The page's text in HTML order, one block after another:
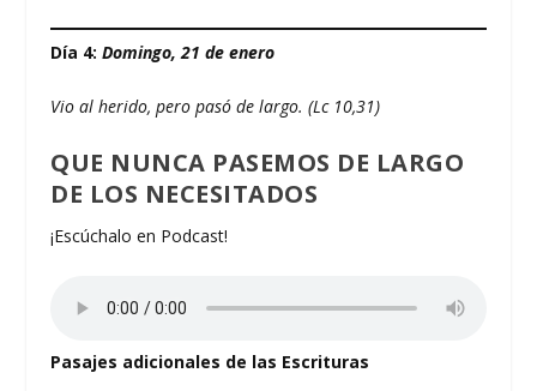
Día 4:Domingo, 21 de enero
Vio al herido, pero pasó de largo. (Lc 10,31)
QUE NUNCA PASEMOS DE LARGO
DE LOS NECESITADOS
¡Escúchalo en Podcast!
Pasajes adicionales de las Escrituras